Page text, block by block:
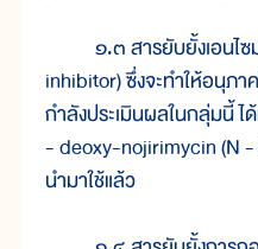
๑.๓ สารยับยั้งเอนไซม์
inhibitor) ซึ่งจะทำให้อนุภ
กำลังประเมินผลในกลุ่มนี้ ไ
- deoxy-nojirimycin (N -
นำมาใช้แล้ว